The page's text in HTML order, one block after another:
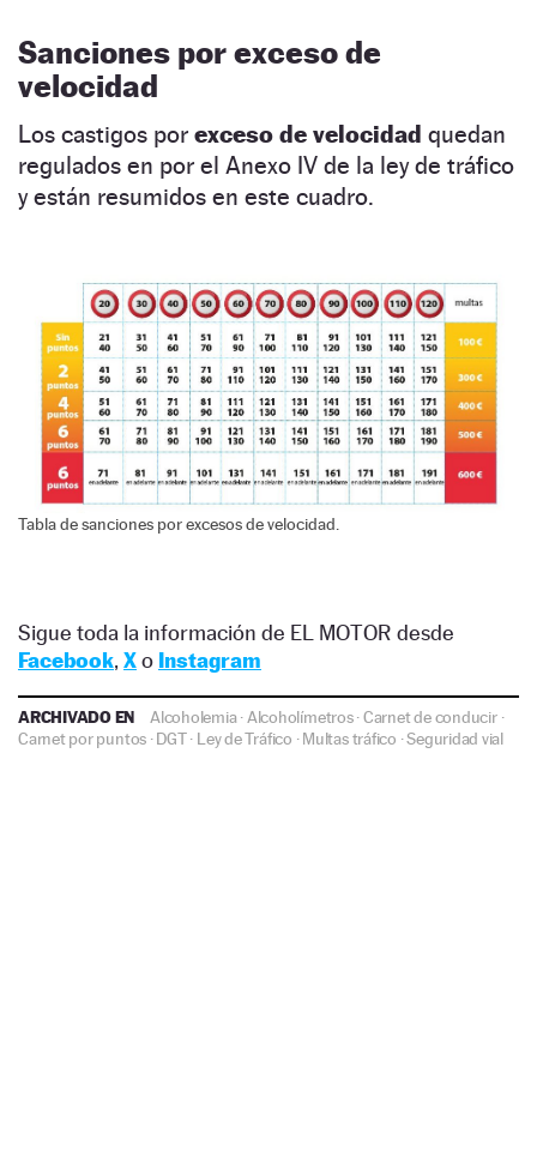
Sanciones por exceso de
velocidad
Los castigos por exceso de velocidad quedan
regulados en por el Anexo IV de la ley de tráfico
y están resumidos en este cuadro.
Tabla de sanciones por excesos de velocidad.
Sigue toda la información de EL MOTOR desde
Facebook, Xo Instagram
ARCHIVADO EN Alcoholemia· Alcoholímetros·Carnet de conducir·
Carnet por puntos ·DGT· Ley de Tráfico ·Multas tráfico ·Seguridad vial